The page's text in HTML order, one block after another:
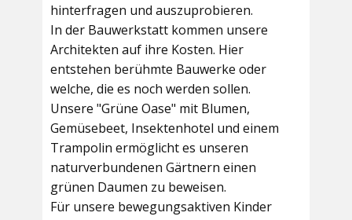
hinterfragen und auszuprobieren.
In der Bauwerkstatt kommen unsere
Architekten auf ihre Kosten. Hier
entstehen berühmte Bauwerke oder
welche, die es noch werden sollen.
Unsere "Grüne Oase" mit Blumen,
Gemüsebeet, Insektenhotel und einem
Trampolin ermöglicht es unseren
naturverbundenen Gärtnern einen
grünen Daumen zu beweisen.
Für unsere bewegungsaktiven Kinder